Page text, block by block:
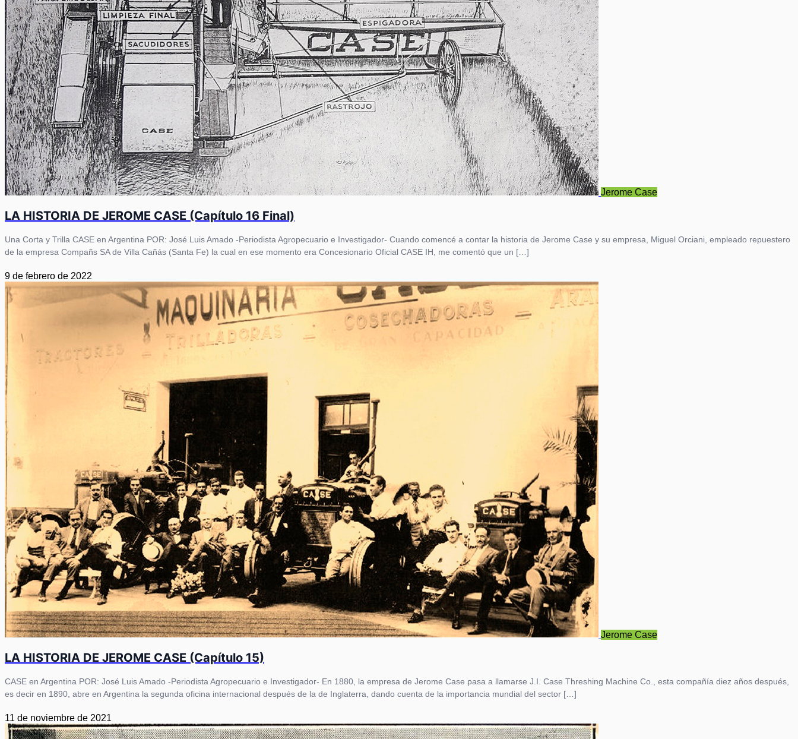
Jerome Case
LA HISTORIA DE JEROME CASE (Capítulo 16 Final)
Una Corta y Trilla CASE en Argentina POR: José Luis Amado -Periodista Agropecuario e Investigador- Cuando comencé a contar la historia de Jerome Case y su empresa, Miguel Orciani, empleado repuestero
de la empresa Compañs SA de Villa Cañás (Santa Fe) la cual en ese momento era Concesionario Oficial CASE IH, me comentó que un […]
9 de febrero de 2022
Jerome Case
LA HISTORIA DE JEROME CASE (Capítulo 15)
CASE en Argentina POR: José Luis Amado -Periodista Agropecuario e Investigador- En 1880, la empresa de Jerome Case pasa a llamarse J.I. Case Threshing Machine Co., esta compañía diez años después,
es decir en 1890, abre en Argentina la segunda oficina internacional después de la de Inglaterra, dando cuenta de la importancia mundial del sector […]
11 de noviembre de 2021